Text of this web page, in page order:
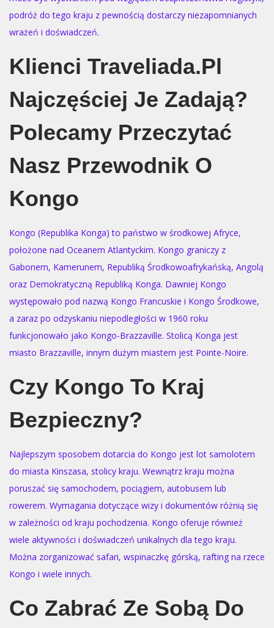
podróż do tego kraju z pewnością dostarczy niezapomnianych
wrażeń i doświadczeń.
Klienci Traveliada.pl
Najczęściej Je Zadają?
Polecamy Przeczytać
Nasz Przewodnik O
Kongo
Kongo (Republika Konga) to państwo w środkowej Afryce,
położone nad Oceanem Atlantyckim. Kongo graniczy z
Gabonem, Kamerunem, Republiką Środkowoafrykańską, Angolą
oraz Demokratyczną Republiką Konga. Dawniej Kongo
występowało pod nazwą Kongo Francuskie i Kongo Środkowe,
a zaraz po odzyskaniu niepodległości w 1960 roku
funkcjonowało jako Kongo-Brazzaville. Stolicą Konga jest
miasto Brazzaville, innym dużym miastem jest Pointe-Noire.
Czy Kongo To Kraj
Bezpieczny?
Najlepszym sposobem dotarcia do Kongo jest lot samolotem
do miasta Kinszasa, stolicy kraju. Wewnątrz kraju można
poruszać się samochodem, pociągiem, autobusem lub
rowerem. Wymagania dotyczące wizy i dokumentów różnią się
w zależności od kraju pochodzenia. Kongo oferuje również
wiele aktywności i doświadczeń unikalnych dla tego kraju.
Można zorganizować safari, wspinaczkę górską, rafting na rzece
Kongo i wiele innych.
Co Zabrać Ze Sobą Do